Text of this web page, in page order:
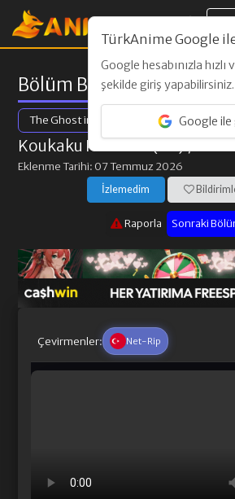
Bölüm Bilgileri
The Ghost in the Shell
Koukaku Kidoutai (TV)/ 1.
Eklenme Tarihi: 07 Temmuz 2026
İzlemedim
Raporla Sonraki
Çevirmenler: Net-Rip
TürkAnime Google
Google hesabınızla hızlı
şekilde giriş yapabilirsiniz.
Google ile